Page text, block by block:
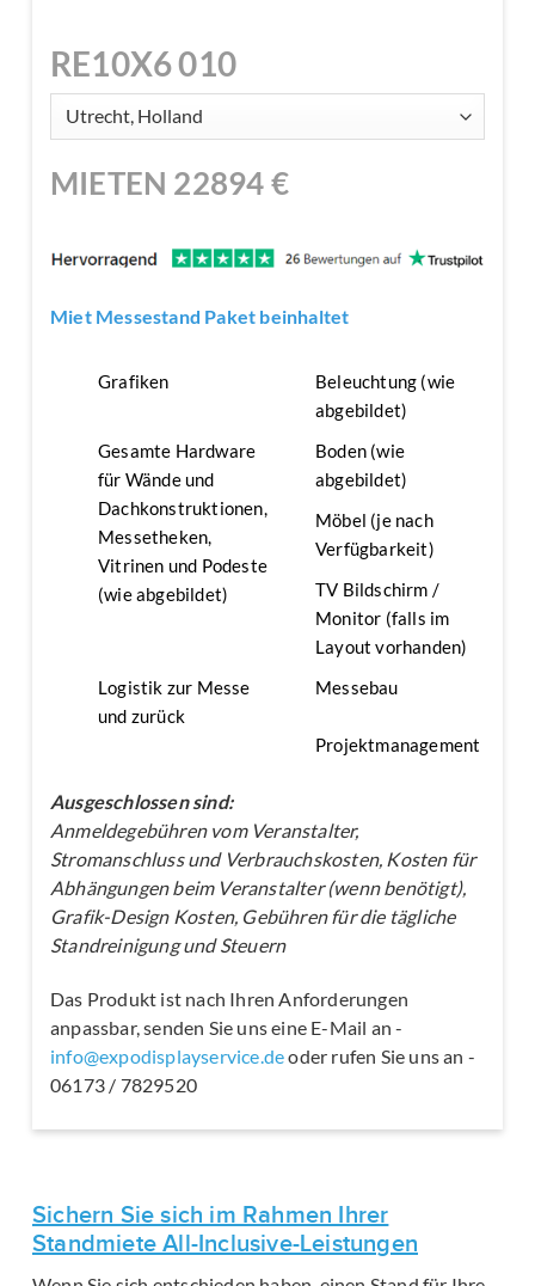
RE10X6 010
MIETEN 22894€
Miet Messestand Paket beinhaltet
Grafiken
Beleuchtung (wie
abgebildet)
Gesamte Hardware
für Wände und
Dachkonstruktionen,
Messetheken,
Vitrinen und Podeste
(wie abgebildet)
Boden (wie
abgebildet)
Möbel (je nach
Verfügbarkeit)
TV Bildschirm /
Monitor (falls im
Layout vorhanden)
Logistik zur Messe
und zurück
Messebau
Projektmanagement
Ausgeschlossen sind:
Anmeldegebühren vom Veranstalter,
Stromanschluss und Verbrauchskosten, Kosten für
Abhängungen beim Veranstalter (wenn benötigt),
Grafik-Design Kosten, Gebühren für die tägliche
Standreinigung und Steuern
Das Produkt ist nach Ihren Anforderungen
anpassbar, senden Sie uns eine E-Mail an -
info@expodisplayservice.deoder rufen Sie uns an -
06173 / 7829520
Sichern Sie sich im Rahmen Ihrer
Standmiete All-Inclusive-Leistungen